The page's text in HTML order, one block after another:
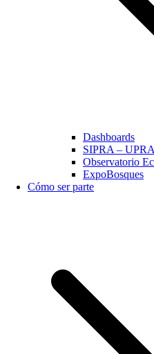
Dashboards
SIPRA – UPRA
Observatorio
ExpoBosques
Cómo ser parte